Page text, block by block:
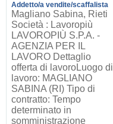
Addetto/a vendite/scaffalista
Magliano Sabina, Rieti
Società : Lavoropiù
LAVOROPIÙ S.P.A. -
AGENZIA PER IL
LAVORO Dettaglio
offerta di lavoroLuogo di
lavoro: MAGLIANO
SABINA (RI) Tipo di
contratto: Tempo
determinato in
somministrazione